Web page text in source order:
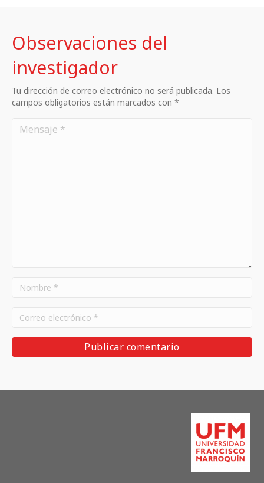
Observaciones del
investigador
Tu dirección de correo electrónico no será publicada. Los
campos obligatorios están marcados con *